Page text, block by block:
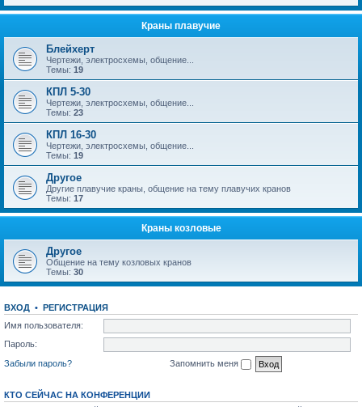
Краны плавучие
Блейхерт
Чертежи, электросхемы, общение...
Темы: 19
КПЛ 5-30
Чертежи, электросхемы, общение...
Темы: 23
КПЛ 16-30
Чертежи, электросхемы, общение...
Темы: 19
Другое
Другие плавучие краны, общение на тему плавучих кранов
Темы: 17
Краны козловые
Другое
Общение на тему козловых кранов
Темы: 30
ВХОД • РЕГИСТРАЦИЯ
Имя пользователя:
Пароль:
Забыли пароль?
Запомнить меня
КТО СЕЙЧАС НА КОНФЕРЕНЦИИ